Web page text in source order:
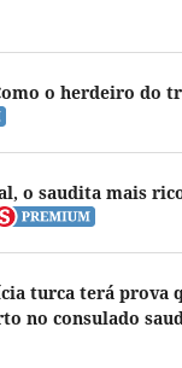
o herdeiro do
o saudita mais
turca terá prova
no consulado